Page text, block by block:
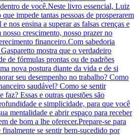
de você.Neste livro essencial, Luiz
impede tantas pessoas de prosperarem
nos ensina a superar as falsas crenças e
crescimento, nosso prazer no
financeiro.Com sabedoria
mostra que o verdadeiro
de fórmulas prontas ou de padrões
nova postura diante da vida e de si
seu desempenho no trabalho? Como
saudável? Como se sentir
faz? Essas e outras questões são
e simplicidade, para que você
mentalidade e abrir espaço para receber
de bom a lhe oferecer.Prepare-se para
finalmente se sentir bem-sucedido por